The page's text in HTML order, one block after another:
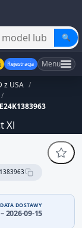
🔍
Rejestracja Menu
z USA /
/
Xl
DOSTAWY
2026-09-15